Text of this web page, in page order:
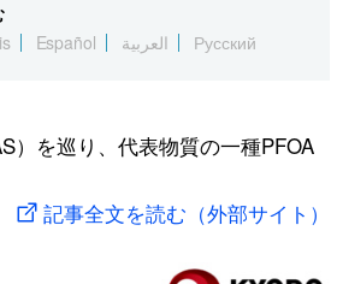
Español العربية Русский
）を巡り、代表物質の一種PFOA
記事全文を読む（外部サイト）